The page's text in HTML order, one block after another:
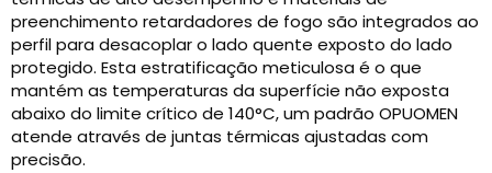
preenchimento retardadores de fogo são integrados ao
perfil para desacoplar o lado quente exposto do lado
protegido. Esta estratificação meticulosa é o que
mantém as temperaturas da superfície não exposta
abaixo do limite crítico de 140°C, um padrão OPUOMEN
atende através de juntas térmicas ajustadas com
precisão.